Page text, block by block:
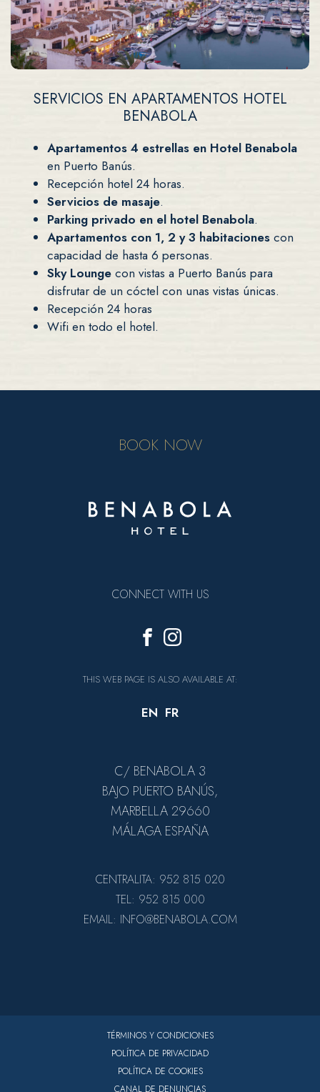
SERVICIOS EN APARTAMENTOS HOTEL
BENABOLA
Apartamentos 4 estrellas en Hotel Benabola
en Puerto Banús.
Recepción hotel 24 horas.
Servicios de masaje.
Parking privado en el hotel Benabola.
Apartamentos con 1, 2 y 3 habitaciones con
capacidad de hasta 6 personas.
Sky Lounge con vistas a Puerto Banús para
disfrutar de un cóctel con unas vistas únicas.
Recepción 24 horas
Wifi en todo el hotel.
BOOK NOW
C/ BENABOLA 3
BAJO PUERTO BANÚS,
MARBELLA 29660
MÁLAGA ESPAÑA
CONNECT WITH US
THIS WEB PAGE IS ALSO AVAILABLE AT:
EN FR
CENTRALITA: 952 815 020
TEL: 952 815 000
EMAIL: INFO@BENABOLA.COM
TÉRMINOS Y CONDICIONES
POLÍTICA DE PRIVACIDAD
POLÍTICA DE COOKIES
CANAL DE DENUNCIAS